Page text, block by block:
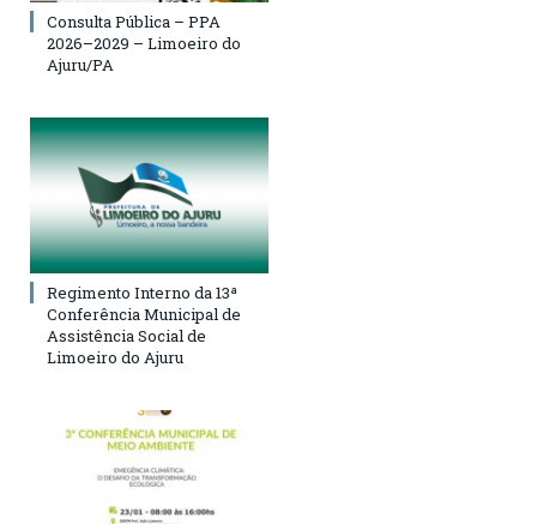
Consulta Pública – PPA
2026–2029 – Limoeiro do
Ajuru/PA
Regimento Interno da 13ª
Conferência Municipal de
Assistência Social de
Limoeiro do Ajuru